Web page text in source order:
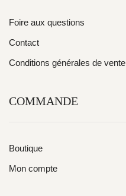
Foire aux questions
Contact
Conditions générales de vente
COMMANDE
Boutique
Mon compte